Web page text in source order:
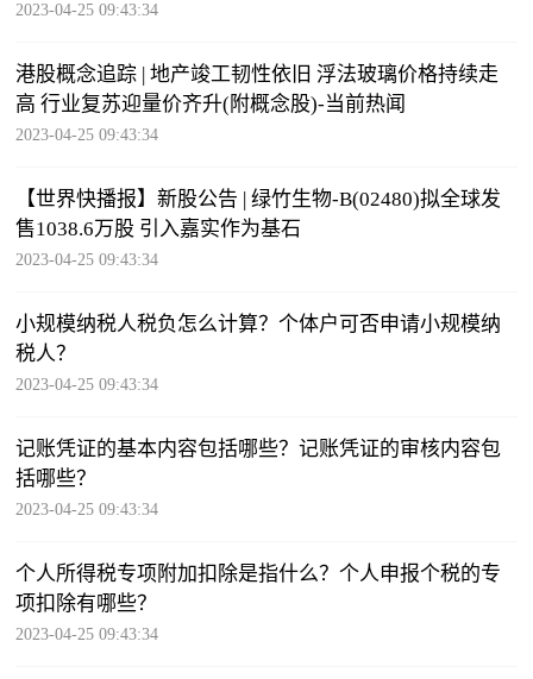
2023-04-25 09:43:34
港股概念追踪 | 地产竣工韧性依旧 浮法玻璃价格持续走
高 行业复苏迎量价齐升(附概念股)-当前热闻
2023-04-25 09:43:34
【世界快播报】新股公告 | 绿竹生物-B(02480)拟全球发
售1038.6万股 引入嘉实作为基石
2023-04-25 09:43:34
小规模纳税人税负怎么计算？个体户可否申请小规模纳
税人？
2023-04-25 09:43:34
记账凭证的基本内容包括哪些？记账凭证的审核内容包
括哪些？
2023-04-25 09:43:34
个人所得税专项附加扣除是指什么？个人申报个税的专
项扣除有哪些？
2023-04-25 09:43:34